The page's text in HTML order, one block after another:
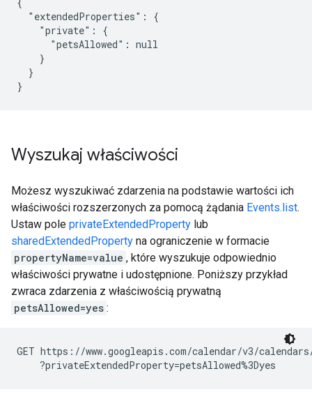
  "extendedProperties": {
    "private": {
      "petsAllowed": null
    }
  }
Wyszukaj właściwości
Możesz wyszukiwać zdarzenia na podstawie wartości ich
właściwości rozszerzonych za pomocą żądania Events.list.
Ustaw pole privateExtendedProperty lub
sharedExtendedProperty na ograniczenie w formacie
propertyName=value , które wyszukuje odpowiednio
właściwości prywatne i udostępnione. Poniższy przykład
zwraca zdarzenia z właściwością prywatną
petsAllowed=yes :
GET https://www.googleapis.com/calendar/v3/
    ?privateExtendedProperty=petsAllowed%3Dyes